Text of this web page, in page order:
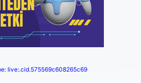
live:.cid.575569c608265c69